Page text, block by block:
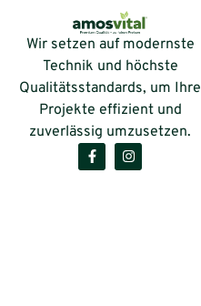
Wir setzen auf modernste
Technik und höchste
Qualitätsstandards, um Ihre
Projekte effizient und
zuverlässig umzusetzen.